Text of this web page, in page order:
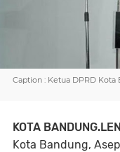
Caption : Ketua DPRD Kota
KOTA
Kota Bandung,